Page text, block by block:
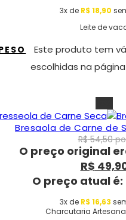
3x de R$ 18,90
Leite de
Este produto tem
escolhidas na
Bresaola de Carne de
R$54,50
O preço original
R$
O preço atual é:
3x de R$ 16,63
Charcutaria